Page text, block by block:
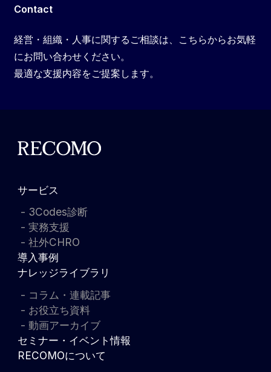
Contact
経営・組織・人事に関するご相談は、こちらからお気軽
にお問い合わせください。
最適な支援内容をご提案します。
サービス
3Codes診断
実務支援
社外CHRO
導入事例
ナレッジライブラリ
コラム・連載記事
お役立ち資料
動画アーカイブ
セミナー・イベント情報
RECOMOについて